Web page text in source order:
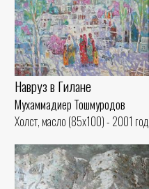
Навруз в Гилане
Мухаммадиер Тошмуродов
Холст, масло (85x100) - 2001 год